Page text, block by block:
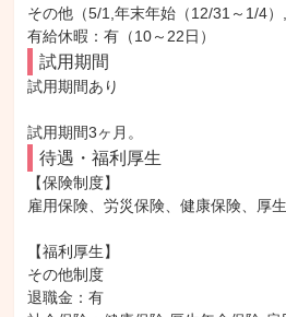
その他（5/1,年末年始（12/31～1/4）,
有給休暇：有（10～22日）
試用期間
試用期間あり
試用期間3ヶ月。
待遇・福利厚生
【保険制度】
雇用保険、労災保険、健康保険、厚
【福利厚生】
その他制度
退職金：有